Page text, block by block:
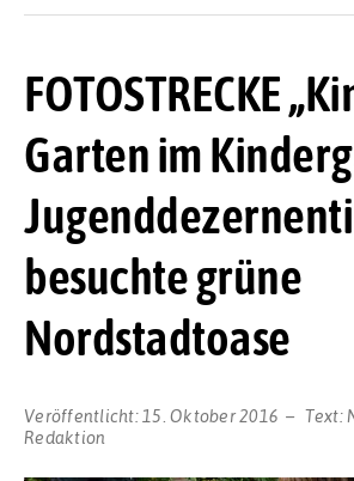
FOTOSTRECKE
Garten im
besuchte grüne
Nordstadtoase
Veröffentlicht: 15. Oktober 2016 Text:
Redaktion